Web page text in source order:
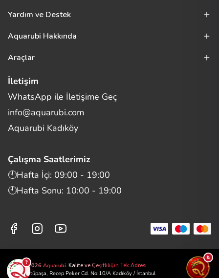
Yardım ve Destek
Aquarubi Hakkında
Araçlar
İletişim
WhatsApp ile İletişime Geç
info@aquarubi.com
Aquarubi Kadıköy
Çalışma Saatlerimiz
🕙Hafta İçi: 09:00 - 19:00
🕙Hafta Sonu: 10:00 - 19:00
©2026 Aquarubi Kalite ve Çeşitliliğin Tek Adresi
📍 Zühtüpaşa, Recep Peker Cd. No:10/A Kadıköy / İstanbul
?
Merhaba! Size nasıl yardımcı
olabilirim?
Bilgi
Müşteri Destek
₺